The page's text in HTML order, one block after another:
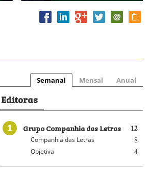
Semanal Mensal Anual
Editoras
1
12
Grupo Companhia das Letras
8
Companhia das Letras
4
Objetiva